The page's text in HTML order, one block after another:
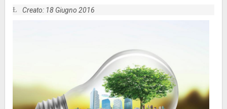
Creato: 18 Giugno 2016